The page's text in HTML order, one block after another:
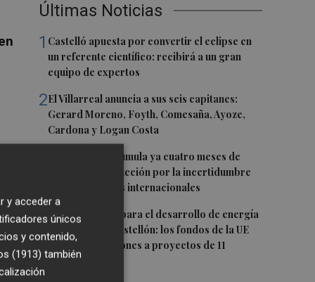
Últimas Noticias
1 Castelló apuesta por convertir el eclipse en
un referente científico: recibirá a un gran
equipo de expertos
2El Villarreal anuncia a sus seis capitanes:
Gerard Moreno, Foyth, Comesaña, Ayoze,
Cardona y Logan Costa
La cerámica acumula ya cuatro meses de
caídas de producción por la incertidumbre
en los mercados internacionales
4 Otra inyección para el desarrollo de energía
renovable en Castellón: los fondos de la UE
destinan 19 millones a proyectos de 11
municipios
y acceder a
únicos
y contenido,
(1913) también